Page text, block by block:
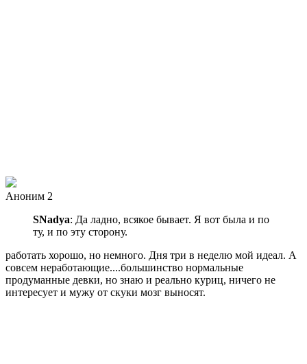
Аноним 2
SNadya: Да ладно, всякое бывает. Я вот была и по
ту, и по эту сторону.
работать хорошо, но немного. Дня три в неделю мой идеал. А
совсем неработающие....большинство нормальные
продуманные девки, но знаю и реально куриц, ничего не
интересует и мужу от скуки мозг выносят.